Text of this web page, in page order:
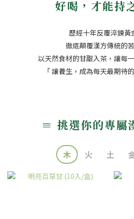
好喝，才能持
歷經十年反覆淬鍊黃
徹底顛覆漢方傳統的
以天然食材的甘甜入茶，讓每
「 讓養生，成為每天最期待
≡ 挑選你的專屬
木 火 土